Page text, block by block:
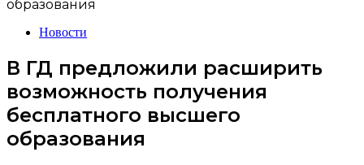
образования
Новости
В ГД предложили расширить
возможность получения
бесплатного высшего
образования